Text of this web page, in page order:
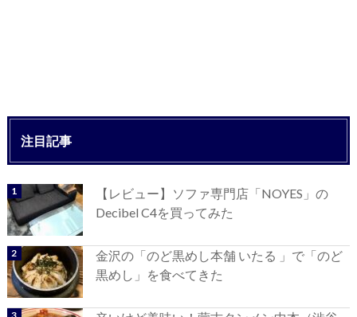
注目記事
【レビュー】ソファ専門店「NOYES」の
Decibel C4を買ってみた
金沢の「のど黒めし本舗 いたる 」で「のど
黒めし」を食べてきた